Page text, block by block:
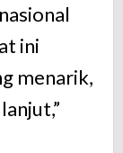
ini
menarik,